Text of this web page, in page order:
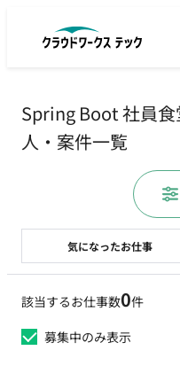
Spring Boot 社員
人・案件一覧
該当するお仕事数0件
募集中のみ表示
気になったお仕事